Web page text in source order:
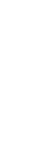
双膝全关节
的